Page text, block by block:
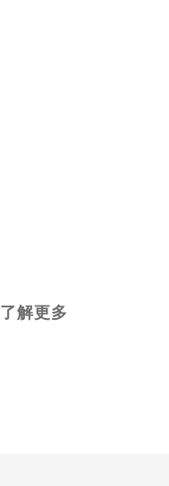
了解更多